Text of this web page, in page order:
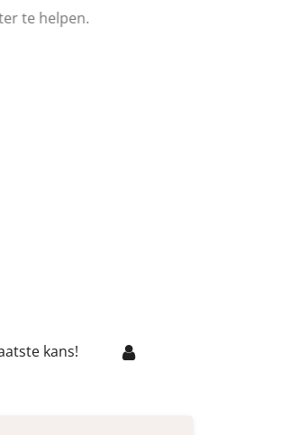
te helpen.
kans!